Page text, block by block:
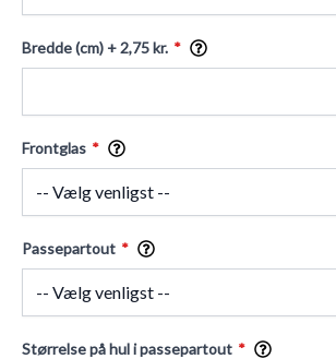
Bredde (cm) + 2,75 kr.
Frontglas
Passepartout
Størrelse på hul i passepartout